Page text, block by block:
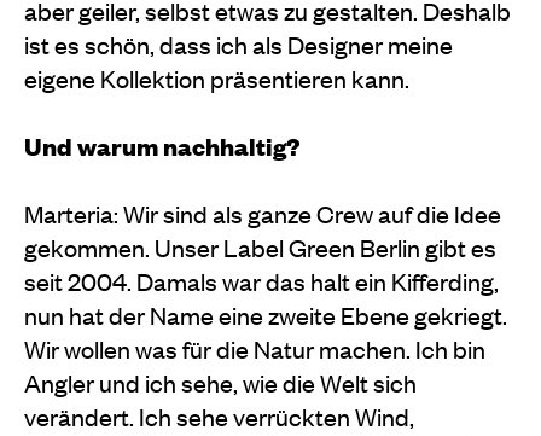
aber geiler, selbst etwas zu gestalten. Deshalb
ist es schön, dass ich als Designer meine
eigene Kollektion präsentieren kann.
Und warum nachhaltig?
Marteria: Wir sind als ganze Crew auf die Idee
gekommen. Unser Label Green Berlin gibt es
seit 2004. Damals war das halt ein Kifferding,
nun hat der Name eine zweite Ebene gekriegt.
Wir wollen was für die Natur machen. Ich bin
Angler und ich sehe, wie die Welt sich
verändert. Ich sehe verrückten Wind,